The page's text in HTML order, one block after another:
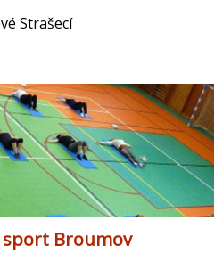
Strašecí
sport Broumov